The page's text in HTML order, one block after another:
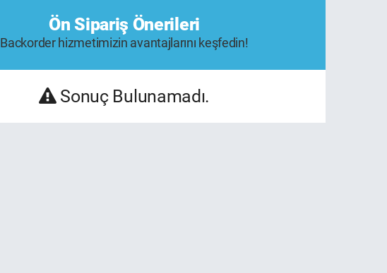
Ön Sipariş Önerileri
Backorder hizmetimizin avantajlarını keşfedin!
Sonuç Bulunamadı.